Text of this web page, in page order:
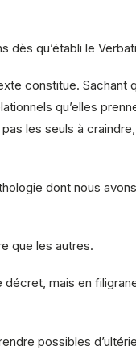
qu’établi le
constitue.
qu’elles
les seuls à
dont nous
que les autres.
mais en
possibles